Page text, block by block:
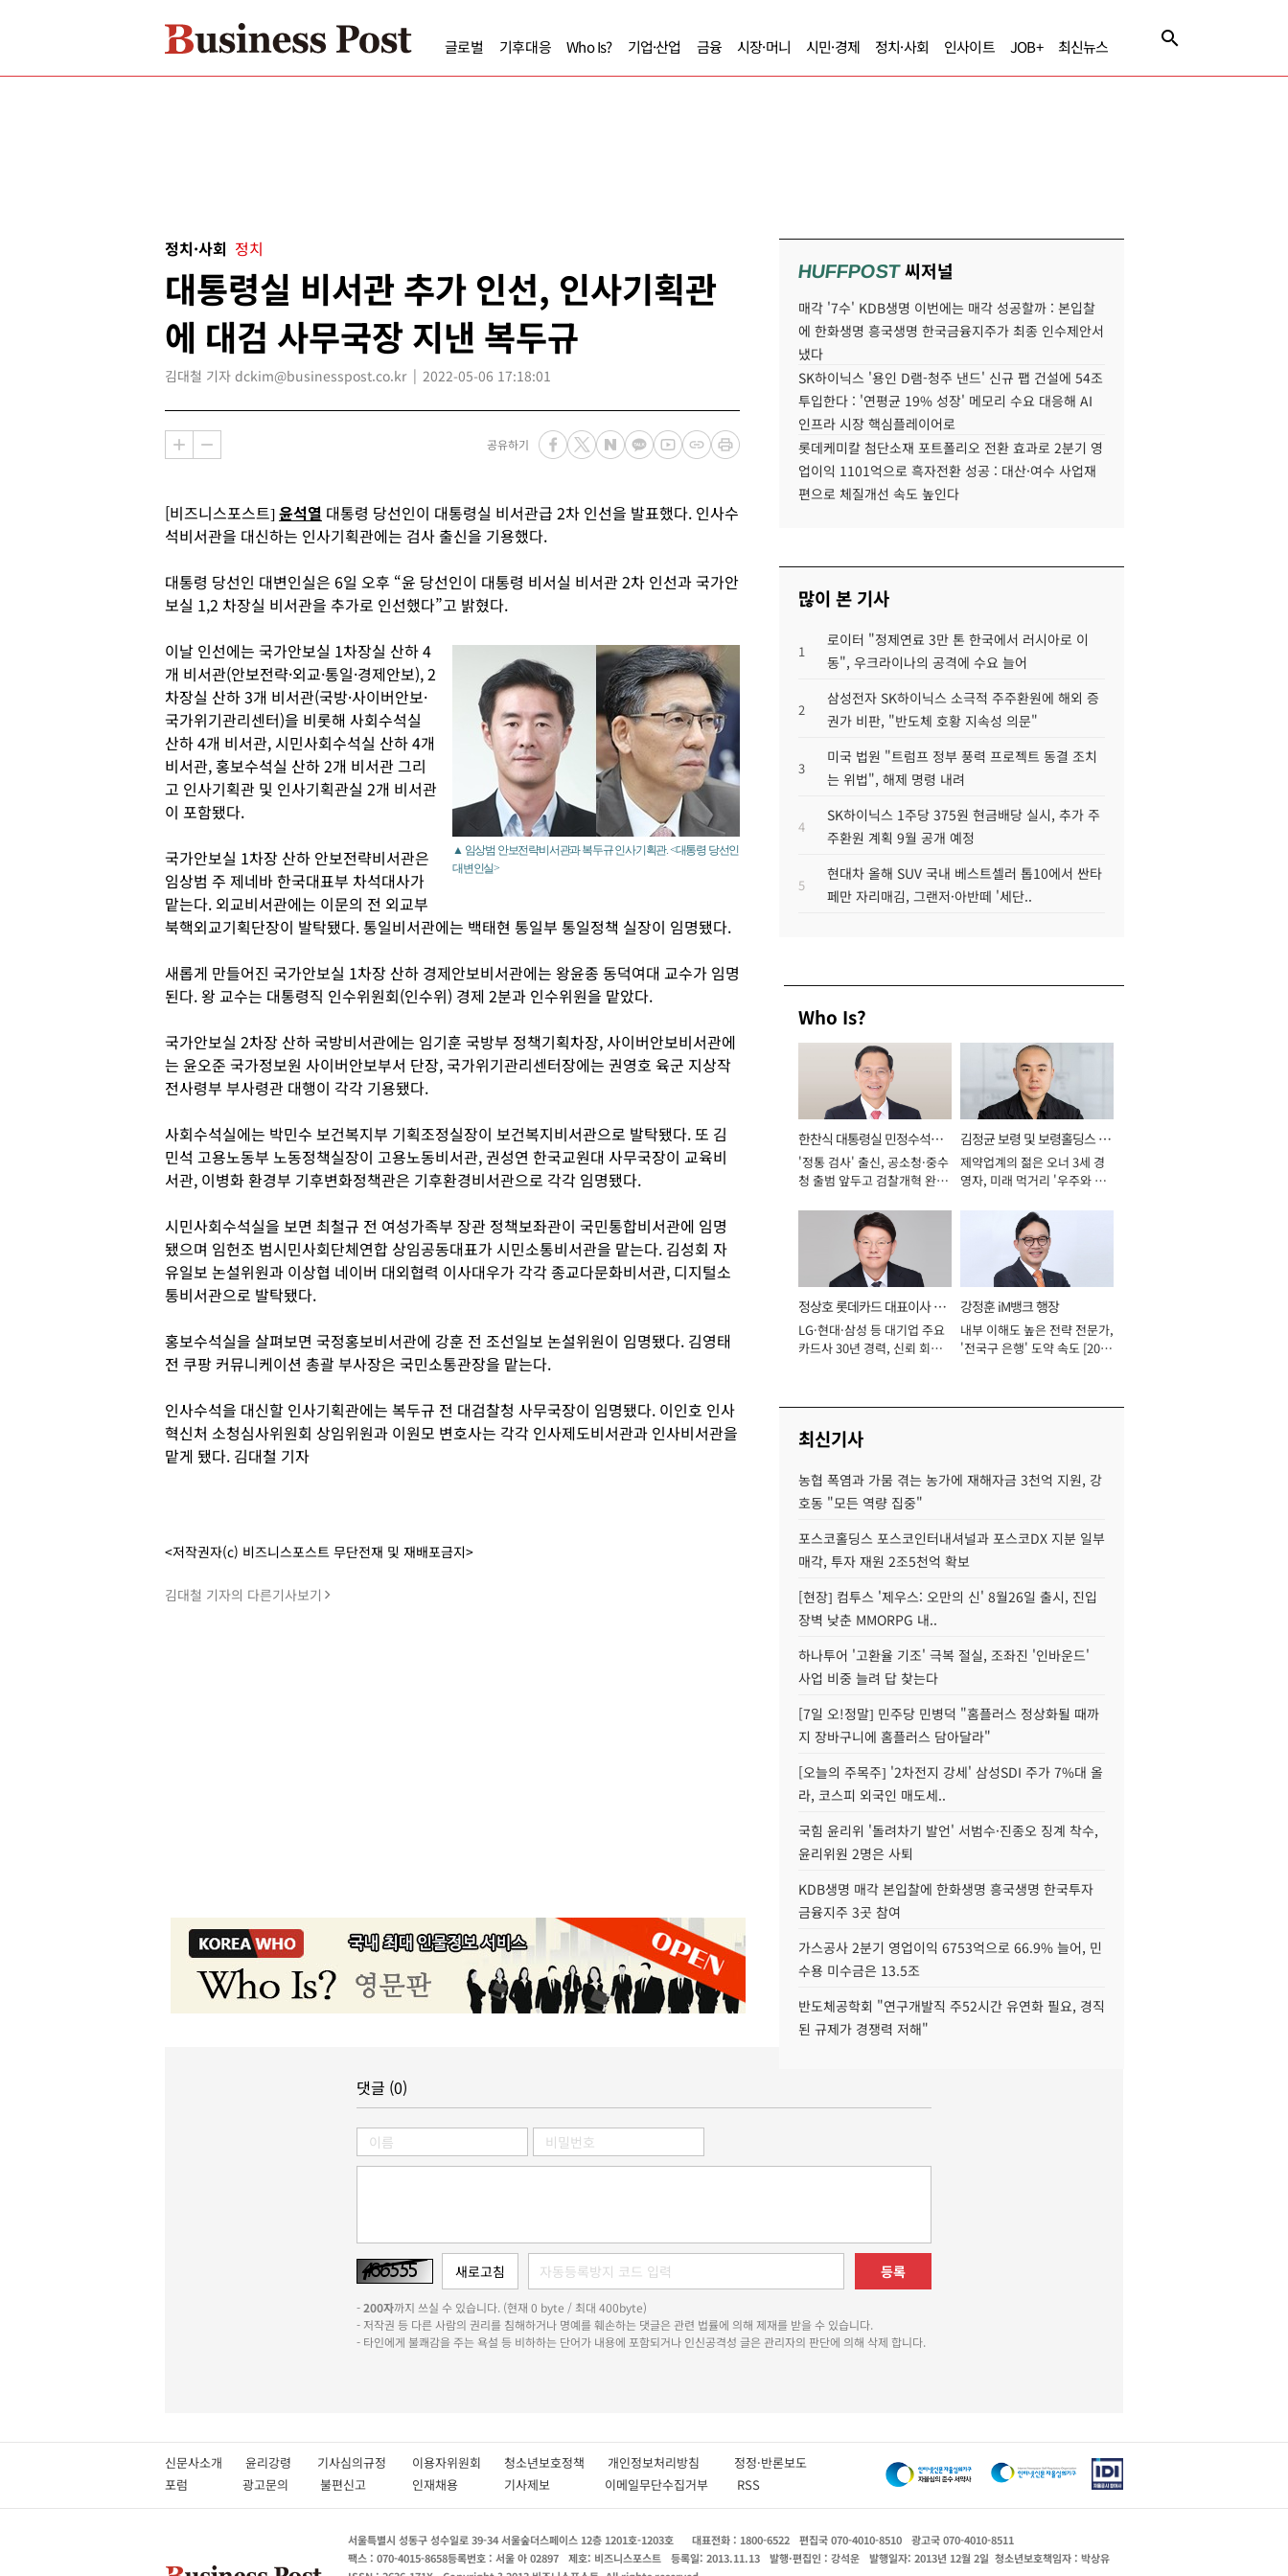
글로벌 기후대응 Who Is? 기업·산업 금융 시장·머니 시민·경제 정치·사회 인사이트 JOB+ 최신뉴스
정치·사회 정치
대통령실 비서관 추가 인선, 인사기획관
에 대검 사무국장 지낸 복두규
김대철 기자 dckim@businesspost.co.kr 2022-05-06 17:18:01
공유하기
[비즈니스포스트]윤석열 대통령 당선인이 대통령실 비서관급 2차 인선을 발표했다. 인사수
석비서관을 대신하는 인사기획관에는 검사 출신을 기용했다.
대통령 당선인 대변인실은 6일 오후 “윤 당선인이 대통령 비서실 비서관 2차 인선과 국가안
보실 1,2 차장실 비서관을 추가로 인선했다”고 밝혔다.
▲ 임상범 안보전략비서관과 복두규 인사기획관. <대통령 당선인
대변인실>
이날 인선에는 국가안보실 1차장실 산하 4
개 비서관(안보전략·외교·통일·경제안보), 2
차장실 산하 3개 비서관(국방·사이버안보·
국가위기관리센터)을 비롯해 사회수석실
산하 4개 비서관, 시민사회수석실 산하 4개
비서관, 홍보수석실 산하 2개 비서관 그리
고 인사기획관 및 인사기획관실 2개 비서관
이 포함됐다.
국가안보실 1차장 산하 안보전략비서관은
임상범 주 제네바 한국대표부 차석대사가
맡는다. 외교비서관에는 이문의 전 외교부
북핵외교기획단장이 발탁됐다. 통일비서관에는 백태현 통일부 통일정책 실장이 임명됐다.
새롭게 만들어진 국가안보실 1차장 산하 경제안보비서관에는 왕윤종 동덕여대 교수가 임명
된다. 왕 교수는 대통령직 인수위원회(인수위) 경제 2분과 인수위원을 맡았다.
국가안보실 2차장 산하 국방비서관에는 임기훈 국방부 정책기획차장, 사이버안보비서관에
는 윤오준 국가정보원 사이버안보부서 단장, 국가위기관리센터장에는 권영호 육군 지상작
전사령부 부사령관 대행이 각각 기용됐다.
사회수석실에는 박민수 보건복지부 기획조정실장이 보건복지비서관으로 발탁됐다. 또 김
민석 고용노동부 노동정책실장이 고용노동비서관, 권성연 한국교원대 사무국장이 교육비
서관, 이병화 환경부 기후변화정책관은 기후환경비서관으로 각각 임명됐다.
시민사회수석실을 보면 최철규 전 여성가족부 장관 정책보좌관이 국민통합비서관에 임명
됐으며 임헌조 범시민사회단체연합 상임공동대표가 시민소통비서관을 맡는다. 김성회 자
유일보 논설위원과 이상협 네이버 대외협력 이사대우가 각각 종교다문화비서관, 디지털소
통비서관으로 발탁됐다.
홍보수석실을 살펴보면 국정홍보비서관에 강훈 전 조선일보 논설위원이 임명됐다. 김영태
전 쿠팡 커뮤니케이션 총괄 부사장은 국민소통관장을 맡는다.
인사수석을 대신할 인사기획관에는 복두규 전 대검찰청 사무국장이 임명됐다. 이인호 인사
혁신처 소청심사위원회 상임위원과 이원모 변호사는 각각 인사제도비서관과 인사비서관을
맡게 됐다. 김대철 기자
<저작권자(c) 비즈니스포스트 무단전재 및 재배포금지>
김대철 기자의 다른기사보기
HUFFPOST씨저널
매각 '7수' KDB생명 이번에는 매각 성공할까 : 본입찰
에 한화생명 흥국생명 한국금융지주가 최종 인수제안서
냈다
SK하이닉스 '용인 D램-청주 낸드' 신규 팹 건설에 54조
투입한다 : '연평균 19% 성장' 메모리 수요 대응해 AI
인프라 시장 핵심플레이어로
롯데케미칼 첨단소재 포트폴리오 전환 효과로 2분기 영
업이익 1101억으로 흑자전환 성공 : 대산·여수 사업재
편으로 체질개선 속도 높인다
많이 본 기사
1
로이터 "정제연료 3만 톤 한국에서 러시아로 이
동", 우크라이나의 공격에 수요 늘어
2
삼성전자 SK하이닉스 소극적 주주환원에 해외 증
권가 비판, "반도체 호황 지속성 의문"
3
미국 법원 "트럼프 정부 풍력 프로젝트 동결 조치
는 위법", 해제 명령 내려
4
SK하이닉스 1주당 375원 현금배당 실시, 추가 주
주환원 계획 9월 공개 예정
5
현대차 올해 SUV 국내 베스트셀러 톱10에서 싼타
페만 자리매김, 그랜저·아반떼 '세단..
Who Is?
한찬식 대통령실 민정수석비
서관
'정통 검사' 출신, 공소청·중수
청 출범 앞두고 검찰개혁 완수
김정균 보령 및 보령홀딩스 대
표이사 사장
제약업계의 젊은 오너 3세 경
영자, 미래 먹거리 '우주와 헬
정상호 롯데카드 대표이사 사
장
LG·현대·삼성 등 대기업 주요
카드사 30년 경력, 신뢰 회복
강정훈 iM뱅크 행장
내부 이해도 높은 전략 전문가,
'전국구 은행' 도약 속도 [2026
최신기사
농협 폭염과 가뭄 겪는 농가에 재해자금 3천억 지원, 강
호동 "모든 역량 집중"
포스코홀딩스 포스코인터내셔널과 포스코DX 지분 일부
매각, 투자 재원 2조5천억 확보
[현장] 컴투스 '제우스: 오만의 신' 8월26일 출시, 진입
장벽 낮춘 MMORPG 내..
하나투어 '고환율 기조' 극복 절실, 조좌진 '인바운드'
사업 비중 늘려 답 찾는다
[7일 오!정말] 민주당 민병덕 "홈플러스 정상화될 때까
지 장바구니에 홈플러스 담아달라"
[오늘의 주목주] '2차전지 강세' 삼성SDI 주가 7%대 올
라, 코스피 외국인 매도세..
국힘 윤리위 '돌려차기 발언' 서범수·진종오 징계 착수,
윤리위원 2명은 사퇴
KDB생명 매각 본입찰에 한화생명 흥국생명 한국투자
금융지주 3곳 참여
가스공사 2분기 영업이익 6753억으로 66.9% 늘어, 민
수용 미수금은 13.5조
반도체공학회 "연구개발직 주52시간 유연화 필요, 경직
된 규제가 경쟁력 저해"
댓글 (0)
등록
-200자까지 쓰실 수 있습니다. (현재 0 byte / 최대 400byte)
- 저작권 등 다른 사람의 권리를 침해하거나 명예를 훼손하는 댓글은 관련 법률에 의해 제재를 받을 수 있습니다.
- 타인에게 불쾌감을 주는 욕설 등 비하하는 단어가 내용에 포함되거나 인신공격성 글은 관리자의 판단에 의해 삭제 합니다.
신문사소개 윤리강령 기사심의규정 이용자위원회 청소년보호정책 개인정보처리방침 정정·반론보도
포럼
광고문의 불편신고 인재채용 기사제보 이메일무단수집거부 RSS
서울특별시 성동구 성수일로 39-34 서울숲더스페이스 12층 1201호-1203호 대표전화 : 1800-6522 편집국 070-4010-8510
광고국 070-4010-8511
팩스 : 070-4015-8658등록번호 : 서울 아 02897 제호: 비즈니스포스트 등록일: 2013.11.13 발행·편집인 : 강석운 발행일자: 2013년 12월 2일 청소년보호책임자 : 박상유